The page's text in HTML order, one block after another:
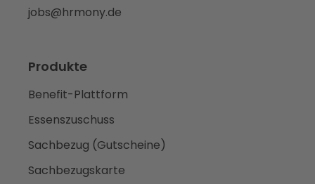
jobs@hrmony.de
Produkte
Benefit-Plattform
Essenszuschuss
Sachbezug (Gutscheine)
Sachbezugskarte